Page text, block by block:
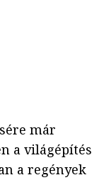
már
a világépítés
a regények